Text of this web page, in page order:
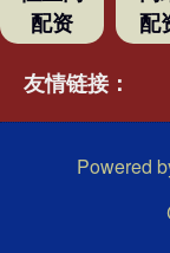
配资
配
友情链接：
Powered